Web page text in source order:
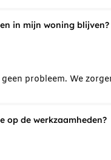
in mijn woning blijven?
probleem. We
op de werkzaamheden?